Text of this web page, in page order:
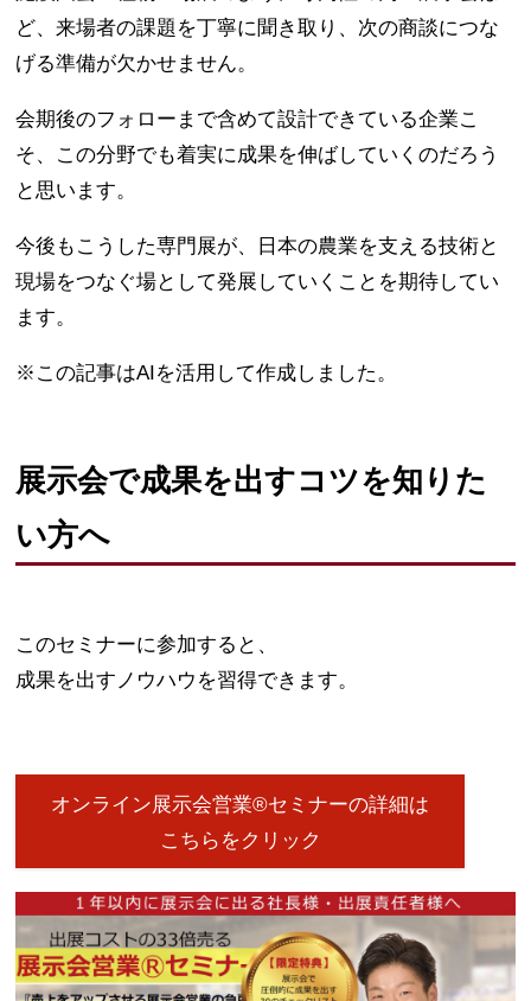
ど、来場者の課題を丁寧に聞き取り、次の商談につな
げる準備が欠かせません。
会期後のフォローまで含めて設計できている企業こ
そ、この分野でも着実に成果を伸ばしていくのだろう
と思います。
今後もこうした専門展が、日本の農業を支える技術と
現場をつなぐ場として発展していくことを期待してい
ます。
※この記事はAIを活用して作成しました。
展示会で成果を出すコツを知りた
い方へ
このセミナーに参加すると、
成果を出すノウハウを習得できます。
オンライン展示会営業®セミナーの詳細は
こちらをクリック